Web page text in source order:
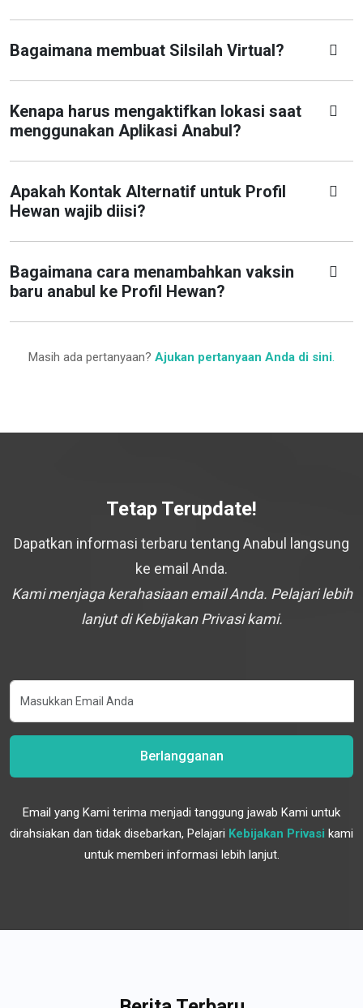
Bagaimana membuat Silsilah Virtual?
Kenapa harus mengaktifkan lokasi saat
menggunakan Aplikasi Anabul?
Apakah Kontak Alternatif untuk Profil
Hewan wajib diisi?
Bagaimana cara menambahkan vaksin
baru anabul ke Profil Hewan?
Masih ada pertanyaan? Ajukan pertanyaan Anda di sini.
Tetap Terupdate!
Dapatkan informasi terbaru tentang Anabul langsung
ke email Anda.
Kami menjaga kerahasiaan email Anda. Pelajari lebih
lanjut di Kebijakan Privasi kami.
Berlangganan
Email yang Kami terima menjadi tanggung jawab Kami untuk
dirahsiakan dan tidak disebarkan, Pelajari Kebijakan Privasi kami
untuk memberi informasi lebih lanjut.